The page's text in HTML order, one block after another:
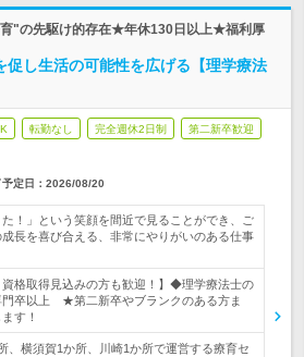
"の先駆け的存在★年休130日以上★福利厚
促し生活の可能性を広げる【理学療法
転勤なし 完全週休2日制 第二新卒歓迎
定日： 2026/08/20
！」という笑顔を間近で見ることができ、ご
長を喜び合える、非常にやりがいのある仕事
資格取得見込みの方も歓迎！】◆理学療法士の
卒以上 ★第二新卒やブランクのある方ま
す！
、横須賀1か所、川崎1か所で運営する療育セ